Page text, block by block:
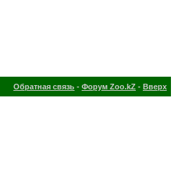
Обратная связь - Форум Zoo.kZ - Вверх